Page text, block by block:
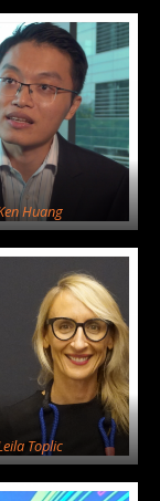
Huang
Toplic